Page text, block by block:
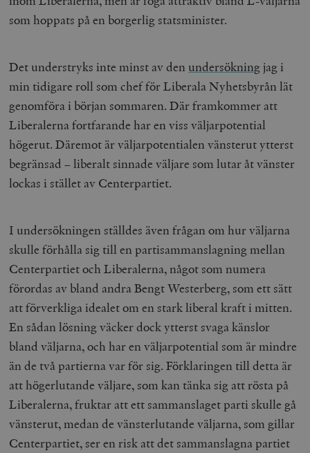
som hoppats på en borgerlig statsminister.
Det understryks inte minst av den undersökningjag i
min tidigare roll som chef för Liberala Nyhetsbyrån lät
genomföra i början sommaren. Där framkommer att
Liberalerna fortfarande har en viss väljarpotential
högerut. Däremot är väljarpotentialen vänsterut ytterst
begränsad – liberalt sinnade väljare som lutar åt vänster
lockas i stället av Centerpartiet.
I undersökningen ställdes även frågan om hur väljarna
skulle förhålla sig till en partisammanslagning mellan
Centerpartiet och Liberalerna, något som numera
förordas av bland andra Bengt Westerberg, som ett sätt
att förverkliga idealet om en stark liberal kraft i mitten.
En sådan lösning väcker dock ytterst svaga känslor
bland väljarna, och har en väljarpotential som är mindre
än de två partierna var för sig. Förklaringen till detta är
att högerlutande väljare, som kan tänka sig att rösta på
Liberalerna, fruktar att ett sammanslaget parti skulle gå
vänsterut, medan de vänsterlutande väljarna, som gillar
Centerpartiet, ser en risk att det sammanslagna partiet